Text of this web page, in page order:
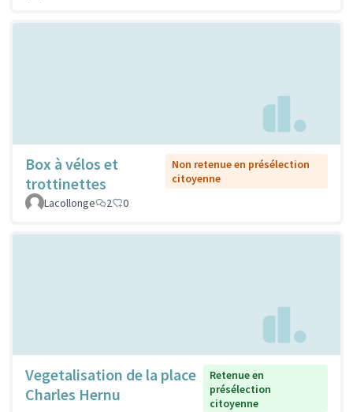
Box à vélos et
trottinettes
Non retenue en présélection
citoyenne
Lacollonge
2 0
Vegetalisation de la place
Charles Hernu
Retenue en
présélection
citoyenne